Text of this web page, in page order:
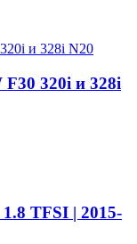
320i и 328i
TFSI | 2015-